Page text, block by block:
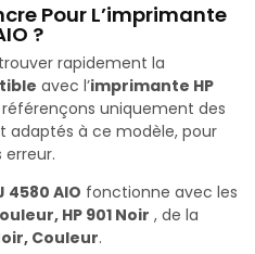
Pour L’imprimante
?
rapidement la
avec l’imprimante HP
référençons uniquement des
à ce modèle, pour
4580 AIO fonctionne avec les
HP 901 Noir , de la
Couleur.